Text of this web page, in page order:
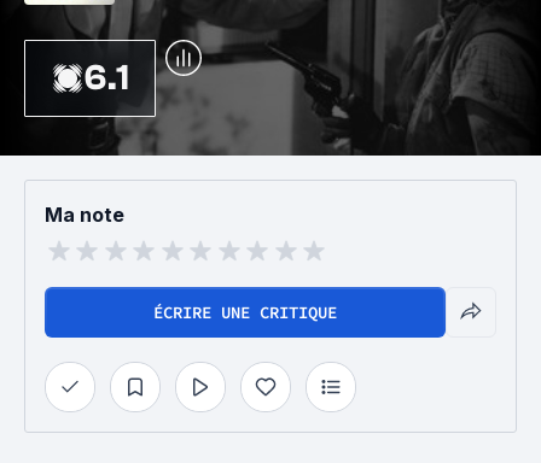
6.1
Ma note
ÉCRIRE UNE CRITIQUE